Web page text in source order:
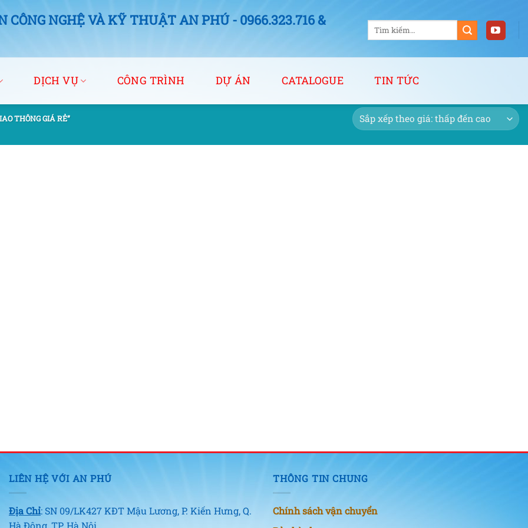
CÔNG NGHỆ VÀ KỸ THUẬT AN PHÚ - 0966.323.716 &
Tìm
kiếm:
DỊCH VỤ CÔNG TRÌNH DỰ ÁN CATALOGUE TIN TỨC
THÔNG GIÁ RẺ”
LIÊN HỆ VỚI AN PHÚ
Địa Chỉ: SN 09/LK427 KĐT Mậu Lương, P. Kiến Hưng, Q.
Hà Đông, TP. Hà Nội
THÔNG TIN CHUNG
Chính sách vận chuyển